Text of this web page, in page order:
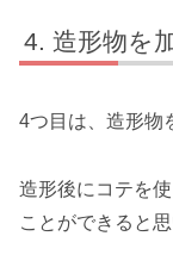
造形物を
4つ目は、造形物
造形後にコテを
ことができると思